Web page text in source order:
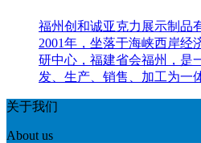
福州创和诚亚克力展示制品
2001年，坐落于海峡西岸经
研中心，福建省会福州，是
发、生产、销售、加工为一
关于我们
About us